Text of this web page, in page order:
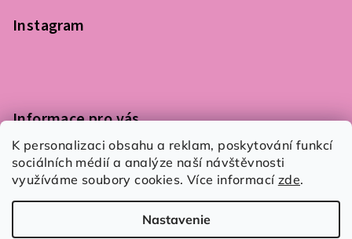
K personalizaci obsahu a reklam, poskytování funkcí
sociálních médií a analýze naší návštěvnosti
využíváme soubory cookies. Více informací zde.
Nastavenie
e
Instagram
Informace pro vás
Podmínky ochrany osobních údajů
Obchodní podmínky